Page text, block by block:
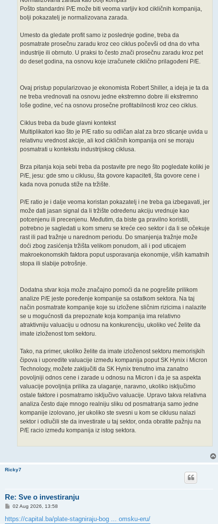
Pošto standardni P/E može biti veoma varljiv kod cikličnih kompanija,
bolji pokazatelj je normalizovana zarada.
Umesto da gledate profit samo iz poslednje godine, treba da
posmatrate prosečnu zaradu kroz ceo ciklus počevši od dna do vrha
industrije ili obrnuto. U praksi to često znači prosečnu zaradu kroz pet
do deset godina, na osnovu koje izračunete ciklično prilagođeni P/E.
Ovaj pristup popularizovao je ekonomista Robert Shiller, a ideja je ta da
ne treba vrednovati na osnovu jedne ekstremno dobre ili ekstremno
loše godine, već na osnovu prosečne profitabilnosti kroz ceo ciklus.
Ciklus treba da bude glavni kontekst
Multiplikatori kao što je P/E ratio su odličan alat za brzo sticanje uvida u
relativnu vrednost akcije, ali kod cikličnih kompanija oni se moraju
posmatrati u kontekstu industrijskog ciklusa.
Brza pitanja koja sebi treba da postavite pre nego što pogledate koliki je
P/E, jesu: gde smo u ciklusu, šta govore kapaciteti, šta govore cene i
kada nova ponuda stiže na tržište.
P/E ratio je i dalje veoma koristan pokazatelj i ne treba ga izbegavati, jer
može dati jasan signal da li tržište određenu akciju vrednuje kao
potcenjenu ili precenjenu. Međutim, da biste ga pravilno koristili,
potrebno je sagledati u kom smeru se kreće ceo sektor i da li se očekuje
rast ili pad tražnje u narednom periodu. Do smanjenja tražnje može
doći zbog zasićenja tržišta velikom ponudom, ali i pod uticajem
makroekonomskih faktora poput usporavanja ekonomije, viših kamatnih
stopa ili slabije potrošnje.
Dodatna stvar koja može značajno pomoći da ne pogrešite prilikom
analize P/E jeste poređenje kompanije sa ostatkom sektora. Na taj
način posmatrate kompanije koje su izložene sličnim rizicima i nalazite
se u mogućnosti da prepoznate koja kompanija ima relativno
atraktivniju valuaciju u odnosu na konkurenciju, ukoliko već želite da
imate izloženost tom sektoru.
Tako, na primer, ukoliko želite da imate izloženost sektoru memorisjkih
čipova i uporedite valuacije između kompanija poput SK Hynix i Micron
Technology, možete zaključiti da SK Hynix trenutno ima zanatno
povoljniji odnos cene i zarade u odnosu na Micron i da je sa aspekta
valuacije povoljnija prilika za ulaganje, naravno, ukoliko isključimo
ostale faktore i posmatramo isključivo valuacije. Upravo takva relativna
analiza često daje mnogo realniju sliku od posmatranja samo jedne
kompanije izolovano, jer ukoliko ste svesni u kom se ciklusu nalazi
sektor i odlučili ste da investirate u taj sektor, onda obratite pažnju na
P/E racio između kompanija iz istog sektora.
Ricky7
Re: Sve o investiranju
P
s
02 Aug 2026, 13:58
https://capital.ba/plate-stagniraju-bog ... omsku-eru/